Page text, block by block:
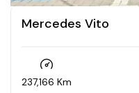
Mercedes Vito
237,166 Km